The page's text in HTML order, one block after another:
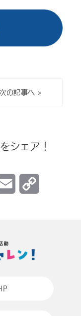
の記事へ >
シェア！
Email